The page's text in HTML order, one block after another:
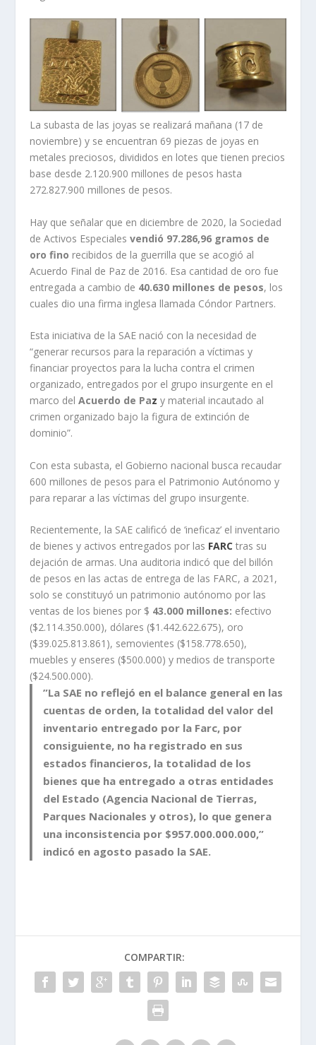
La subasta de las joyas se realizará mañana (17 de
noviembre) y se encuentran 69 piezas de joyas en
metales preciosos, divididos en lotes que tienen precios
base desde 2.120.900 millones de pesos hasta
272.827.900 millones de pesos.
Hay que señalar que en diciembre de 2020, la Sociedad
de Activos Especiales vendió 97.286,96 gramos de
oro fino recibidos de la guerrilla que se acogió al
Acuerdo Final de Paz de 2016. Esa cantidad de oro fue
entregada a cambio de 40.630 millones de pesos, los
cuales dio una firma inglesa llamada Cóndor Partners.
Esta iniciativa de la SAE nació con la necesidad de
“generar recursos para la reparación a víctimas y
financiar proyectos para la lucha contra el crimen
organizado, entregados por el grupo insurgente en el
marco delAcuerdo de Paz y material incautado al
crimen organizado bajo la figura de extinción de
dominio”.
Con esta subasta, el Gobierno nacional busca recaudar
600 millones de pesos para el Patrimonio Autónomo y
para reparar a las víctimas del grupo insurgente.
Recientemente, la SAE calificó de ‘ineficaz’ el inventario
de bienes y activos entregados por las FARCtras su
dejación de armas. Una auditoria indicó que del billón
de pesos en las actas de entrega de las FARC, a 2021,
solo se constituyó un patrimonio autónomo por las
ventas de los bienes por $ 43.000 millones: efectivo
($2.114.350.000), dólares ($1.442.622.675), oro
($39.025.813.861), semovientes ($158.778.650),
muebles y enseres ($500.000) y medios de transporte
($24.500.000).
”La SAE no reflejó en el balance general en las
cuentas de orden, la totalidad del valor del
inventario entregado por la Farc, por
consiguiente, no ha registrado en sus
estados financieros, la totalidad de los
bienes que ha entregado a otras entidades
del Estado (Agencia Nacional de Tierras,
Parques Nacionales y otros), lo que genera
una inconsistencia por $957.000.000.000,”
indicó en agosto pasado la SAE.
COMPARTIR: